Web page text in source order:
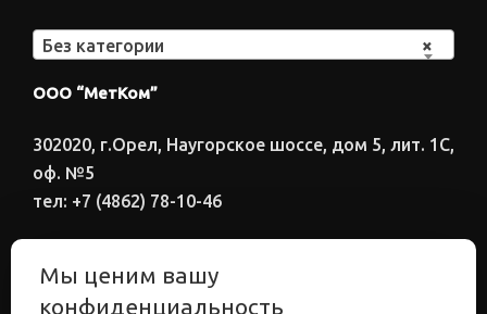
×
Без категории
ООО “МетКом”
302020, г.Орел, Наугорское шоссе, дом 5, лит. 1С,
оф. №5
тел: +7 (4862) 78-10-46
Электронный адрес
Мы ценим вашу
конфиденциальность